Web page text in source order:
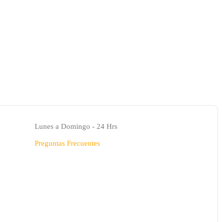
Lunes a Domingo - 24 Hrs
Preguntas Frecuentes